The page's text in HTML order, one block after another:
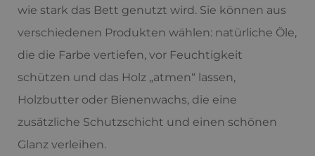
wie stark das Bett genutzt wird. Sie können aus
verschiedenen Produkten wählen: natürliche Öle,
die die Farbe vertiefen, vor Feuchtigkeit
schützen und das Holz „atmen“ lassen,
Holzbutter oder Bienenwachs, die eine
zusätzliche Schutzschicht und einen schönen
Glanz verleihen.